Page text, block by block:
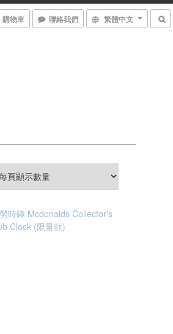
購物車 聯絡我們 繁體中文